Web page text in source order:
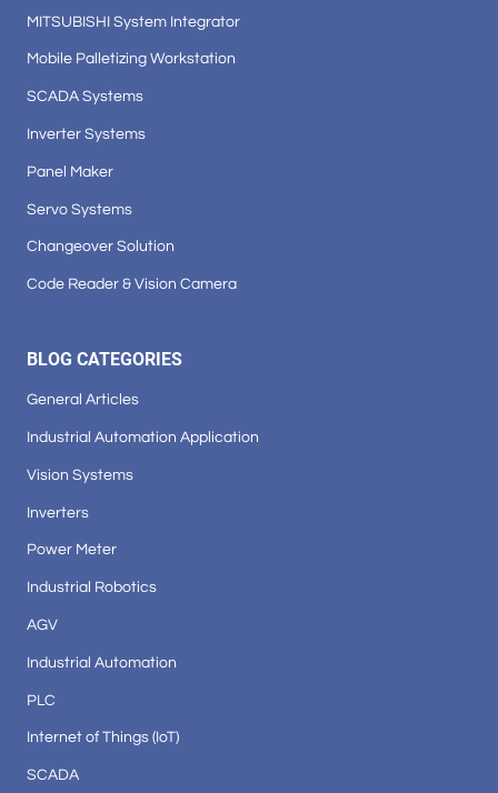
MITSUBISHI System Integrator
Mobile Palletizing Workstation
SCADA Systems
Inverter Systems
Panel Maker
Servo Systems
Changeover Solution
Code Reader & Vision Camera
BLOG CATEGORIES
General Articles
Industrial Automation Application
Vision Systems
Inverters
Power Meter
Industrial Robotics
AGV
Industrial Automation
PLC
Internet of Things (IoT)
SCADA